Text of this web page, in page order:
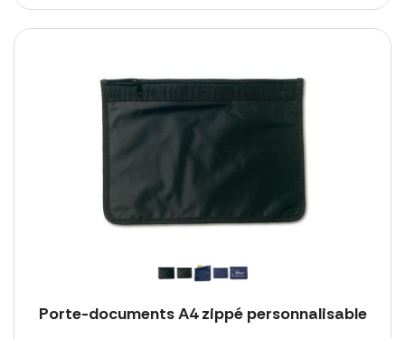
Porte-documents A4 zippé personnalisable